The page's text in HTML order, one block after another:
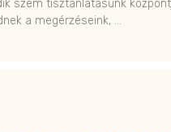
szem tisztánlátásunk
a megérzéseink, …